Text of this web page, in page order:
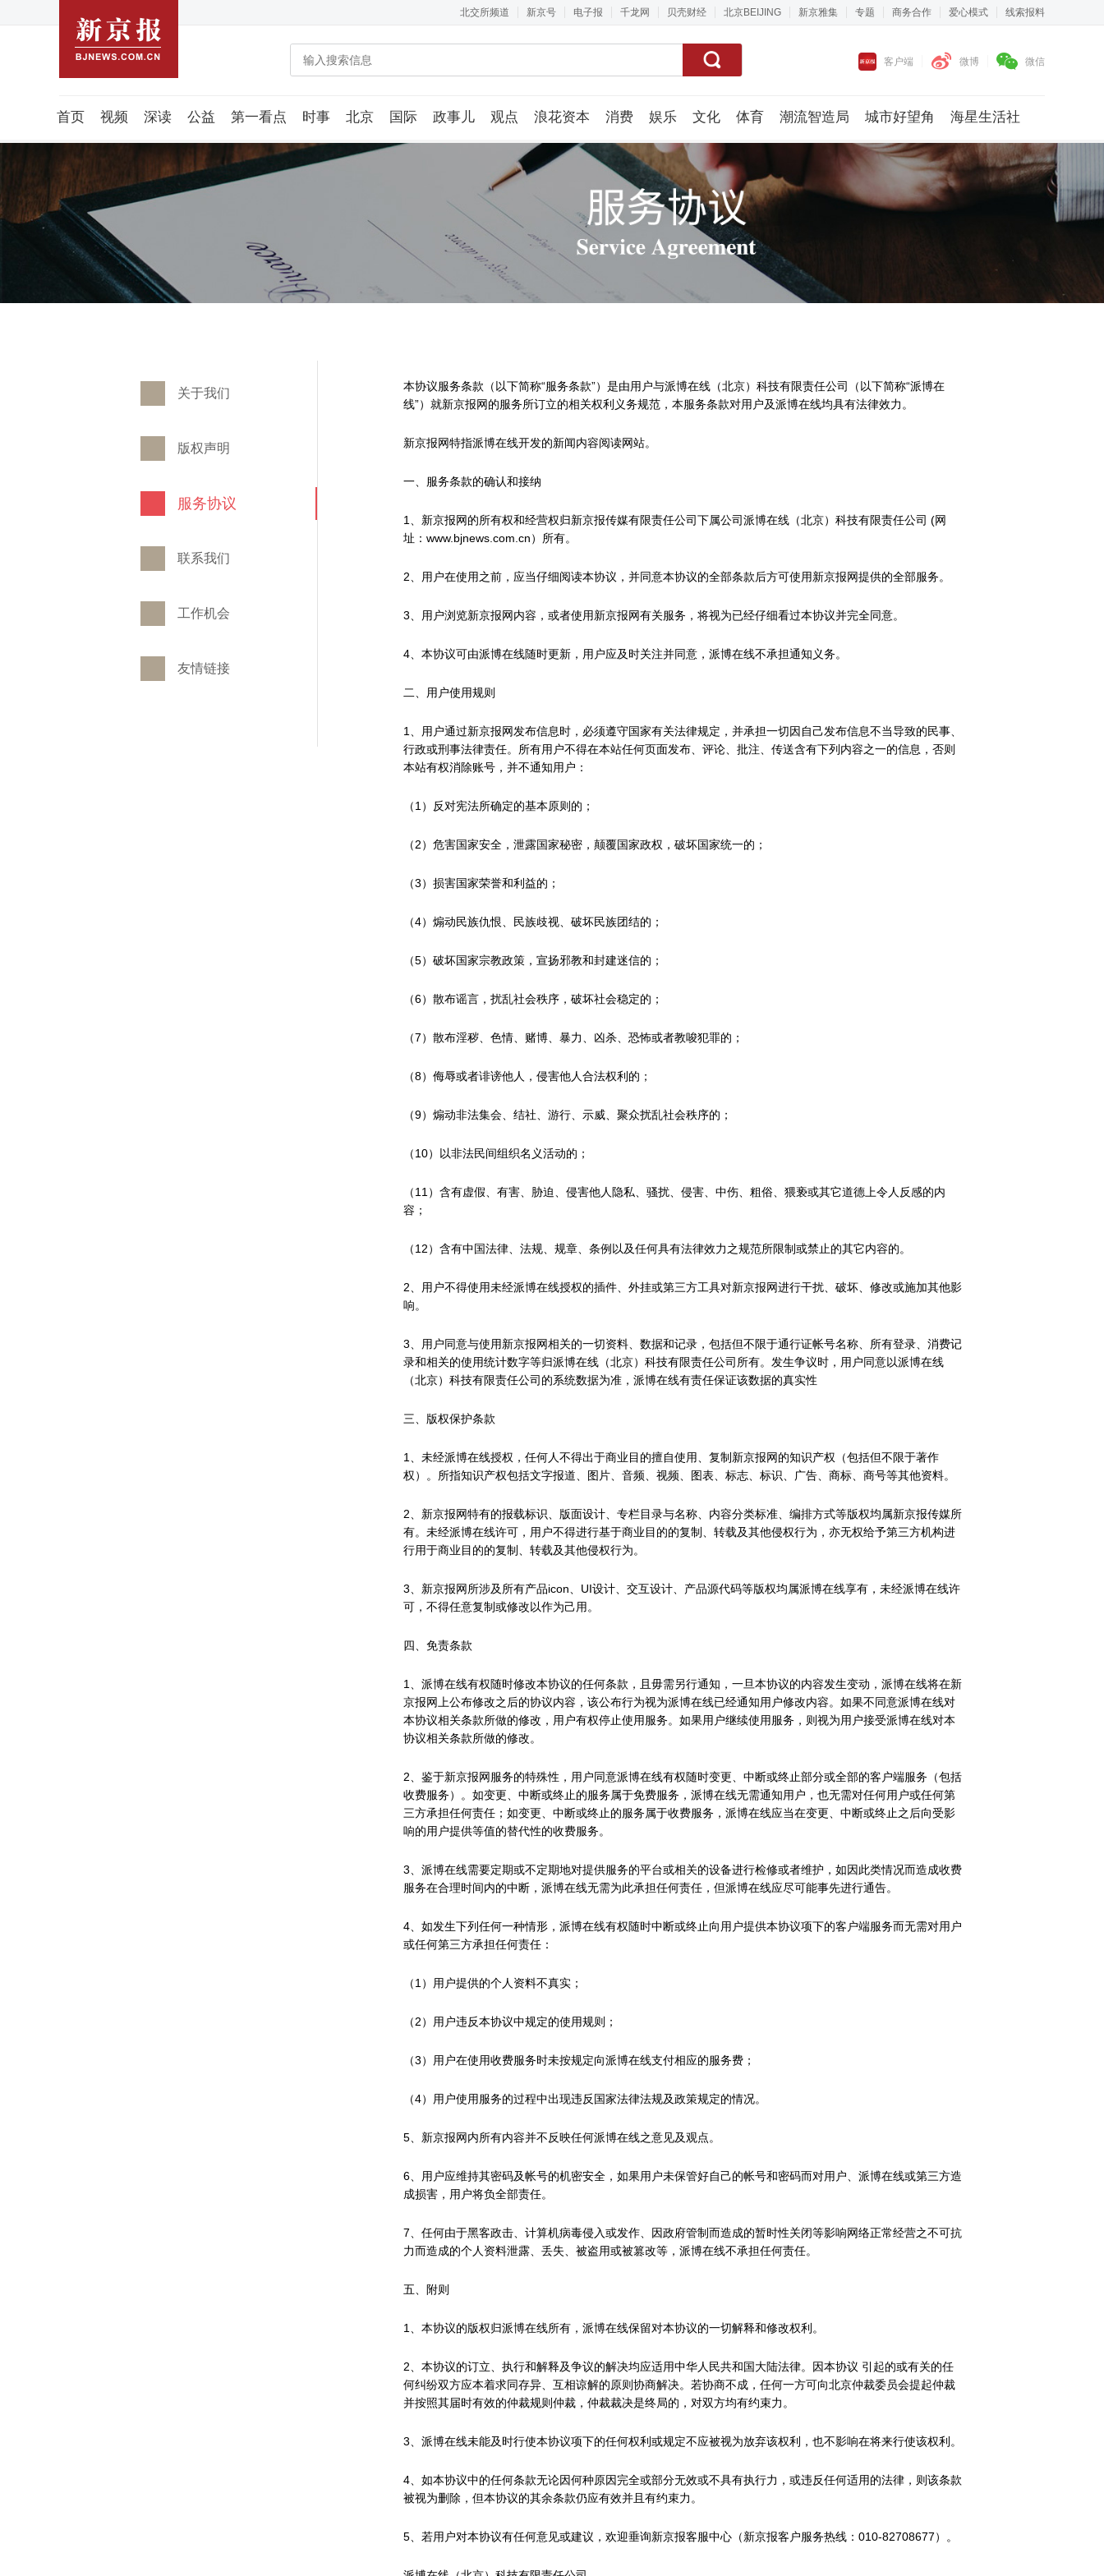
北交所频道 新京号 电子报 千龙网 贝壳财经 北京BEIJING 新京雅集 专题 商务合作 爱心模式 线索报料
客户端 微博 微信
首页 视频 深读 公益 第一看点 时事 北京 国际 政事儿 观点 浪花资本 消费 娱乐 文化 体育 潮流智造局 城市好望角 海星生活社
教育 藻知科技 智库 乡村 稿件组
关于我们
版权声明
服务协议
联系我们
工作机会
友情链接
本协议服务条款（以下简称“服务条款”）是由用户与派博在线（北京）科技有限责任公司（以下简称“派博在
线”）就新京报网的服务所订立的相关权利义务规范，本服务条款对用户及派博在线均具有法律效力。
新京报网特指派博在线开发的新闻内容阅读网站。
一、服务条款的确认和接纳
1、新京报网的所有权和经营权归新京报传媒有限责任公司下属公司派博在线（北京）科技有限责任公司 (网
址：www.bjnews.com.cn）所有。
2、用户在使用之前，应当仔细阅读本协议，并同意本协议的全部条款后方可使用新京报网提供的全部服务。
3、用户浏览新京报网内容，或者使用新京报网有关服务，将视为已经仔细看过本协议并完全同意。
4、本协议可由派博在线随时更新，用户应及时关注并同意，派博在线不承担通知义务。
二、用户使用规则
1、用户通过新京报网发布信息时，必须遵守国家有关法律规定，并承担一切因自己发布信息不当导致的民事、
行政或刑事法律责任。所有用户不得在本站任何页面发布、评论、批注、传送含有下列内容之一的信息，否则
本站有权消除账号，并不通知用户：
（1） 反对宪法所确定的基本原则的；
（2） 危害国家安全，泄露国家秘密，颠覆国家政权，破坏国家统一的；
（3） 损害国家荣誉和利益的；
（4） 煽动民族仇恨、民族歧视、破坏民族团结的；
（5） 破坏国家宗教政策，宣扬邪教和封建迷信的；
（6） 散布谣言，扰乱社会秩序，破坏社会稳定的；
（7） 散布淫秽、色情、赌博、暴力、凶杀、恐怖或者教唆犯罪的；
（8） 侮辱或者诽谤他人，侵害他人合法权利的；
（9） 煽动非法集会、结社、游行、示威、聚众扰乱社会秩序的；
（10） 以非法民间组织名义活动的；
（11） 含有虚假、有害、胁迫、侵害他人隐私、骚扰、侵害、中伤、粗俗、猥亵或其它道德上令人反感的内
容；
（12） 含有中国法律、法规、规章、条例以及任何具有法律效力之规范所限制或禁止的其它内容的。
2、用户不得使用未经派博在线授权的插件、外挂或第三方工具对新京报网进行干扰、破坏、修改或施加其他影
响。
3、用户同意与使用新京报网相关的一切资料、数据和记录，包括但不限于通行证帐号名称、所有登录、消费记
录和相关的使用统计数字等归派博在线（北京）科技有限责任公司所有。发生争议时，用户同意以派博在线
（北京）科技有限责任公司的系统数据为准，派博在线有责任保证该数据的真实性
三、版权保护条款
1、未经派博在线授权，任何人不得出于商业目的擅自使用、复制新京报网的知识产权（包括但不限于著作
权）。所指知识产权包括文字报道、图片、音频、视频、图表、标志、标识、广告、商标、商号等其他资料。
2、新京报网特有的报载标识、版面设计、专栏目录与名称、内容分类标准、编排方式等版权均属新京报传媒所
有。未经派博在线许可，用户不得进行基于商业目的的复制、转载及其他侵权行为，亦无权给予第三方机构进
行用于商业目的的复制、转载及其他侵权行为。
3、新京报网所涉及所有产品icon、UI设计、交互设计、产品源代码等版权均属派博在线享有，未经派博在线许
可，不得任意复制或修改以作为己用。
四、免责条款
1、派博在线有权随时修改本协议的任何条款，且毋需另行通知，一旦本协议的内容发生变动，派博在线将在新
京报网上公布修改之后的协议内容，该公布行为视为派博在线已经通知用户修改内容。如果不同意派博在线对
本协议相关条款所做的修改，用户有权停止使用服务。如果用户继续使用服务，则视为用户接受派博在线对本
协议相关条款所做的修改。
2、鉴于新京报网服务的特殊性，用户同意派博在线有权随时变更、中断或终止部分或全部的客户端服务（包括
收费服务）。如变更、中断或终止的服务属于免费服务，派博在线无需通知用户，也无需对任何用户或任何第
三方承担任何责任；如变更、中断或终止的服务属于收费服务，派博在线应当在变更、中断或终止之后向受影
响的用户提供等值的替代性的收费服务。
3、派博在线需要定期或不定期地对提供服务的平台或相关的设备进行检修或者维护，如因此类情况而造成收费
服务在合理时间内的中断，派博在线无需为此承担任何责任，但派博在线应尽可能事先进行通告。
4、如发生下列任何一种情形，派博在线有权随时中断或终止向用户提供本协议项下的客户端服务而无需对用户
或任何第三方承担任何责任：
（1） 用户提供的个人资料不真实；
（2） 用户违反本协议中规定的使用规则；
（3） 用户在使用收费服务时未按规定向派博在线支付相应的服务费；
（4） 用户使用服务的过程中出现违反国家法律法规及政策规定的情况。
5、新京报网内所有内容并不反映任何派博在线之意见及观点。
6、用户应维持其密码及帐号的机密安全，如果用户未保管好自己的帐号和密码而对用户、派博在线或第三方造
成损害，用户将负全部责任。
7、任何由于黑客政击、计算机病毒侵入或发作、因政府管制而造成的暂时性关闭等影响网络正常经营之不可抗
力而造成的个人资料泄露、丢失、被盗用或被篡改等，派博在线不承担任何责任。
五、附则
1、本协议的版权归派博在线所有，派博在线保留对本协议的一切解释和修改权利。
2、本协议的订立、执行和解释及争议的解决均应适用中华人民共和国大陆法律。因本协议 引起的或有关的任
何纠纷双方应本着求同存异、互相谅解的原则协商解决。若协商不成，任何一方可向北京仲裁委员会提起仲裁
并按照其届时有效的仲裁规则仲裁，仲裁裁决是终局的，对双方均有约束力。
3、派博在线未能及时行使本协议项下的任何权利或规定不应被视为放弃该权利，也不影响在将来行使该权利。
4、如本协议中的任何条款无论因何种原因完全或部分无效或不具有执行力，或违反任何适用的法律，则该条款
被视为删除，但本协议的其余条款仍应有效并且有约束力。
5、若用户对本协议有任何意见或建议，欢迎垂询新京报客服中心（新京报客户服务热线：010-82708677）。